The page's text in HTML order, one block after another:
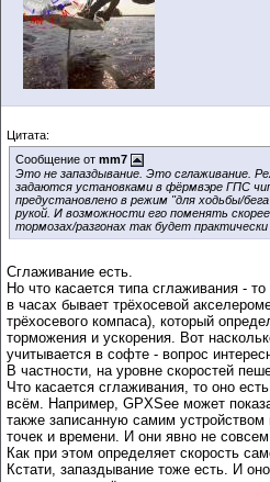
Цитата:
Сообщение от mm7
Это не запаздывание. Это сглаживание.
задаются установками в фёрмвэре ГПС
предустановлено в режим "для ходьбы/
рукой. И возможности его поменять
тормозах/разгонах так будет практически
Сглаживание есть.
Но что касается типа сглаживания -
в часах бывает трёхосевой
трёхосевого компаса), который
торможения и ускорения. Вот
учитывается в софте - вопрос
В частности, на уровне скоростей
Что касается сглаживания, то оно
всём. Например, GPXSee может
также записанную самим
точек и времени. И они явно не
Как при этом определяет скорость
Кстати, запаздывание тоже есть. И